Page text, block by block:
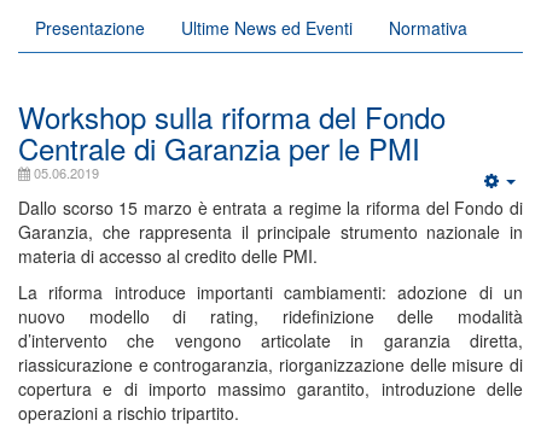
Presentazione Ultime News ed Eventi Normativa
Workshop sulla riforma del Fondo
Centrale di Garanzia per le PMI
05.06.2019
Dallo scorso 15 marzo è entrata a regime la riforma del Fondo di
Garanzia, che rappresenta il principale strumento nazionale in
materia di accesso al credito delle PMI.
La riforma introduce importanti cambiamenti: adozione di un
nuovo modello di rating, ridefinizione delle modalità
d’intervento che vengono articolate in garanzia diretta,
riassicurazione e controgaranzia, riorganizzazione delle misure di
copertura e di importo massimo garantito, introduzione delle
operazioni a rischio tripartito.